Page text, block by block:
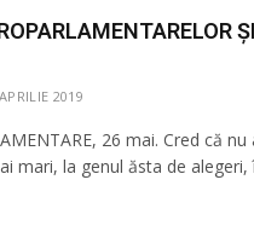
2019
26 mai. Cred că
mari, la genul ăsta de